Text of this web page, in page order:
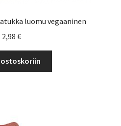
luomu vegaaninen
2,98 €
ostoskoriin